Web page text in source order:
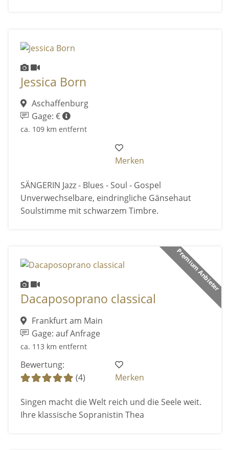
Jessica Born
Aschaffenburg
Gage: €
ca. 109 km entfernt
Merken
SÄNGERIN Jazz - Blues - Soul - Gospel
Unverwechselbare, eindringliche Gänsehaut
Soulstimme mit schwarzem Timbre.
Premium Anbieter
Dacaposoprano classical
Frankfurt am Main
Gage: auf Anfrage
ca. 113 km entfernt
Bewertung:
(4)
Merken
Singen macht die Welt reich und die Seele weit.
Ihre klassische Sopranistin Thea